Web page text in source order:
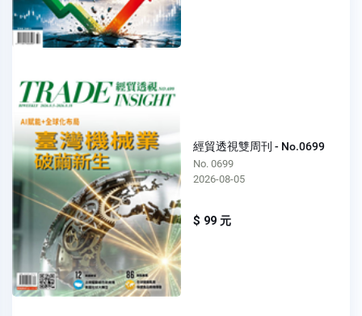
經貿透視雙周刊 - No.0699
No. 0699
2026-08-05
$ 99 元